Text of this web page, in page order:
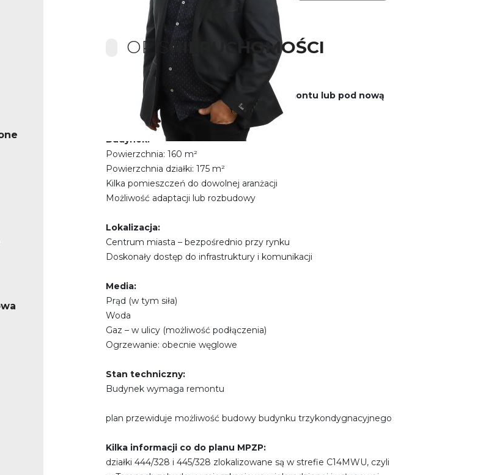
OPISNIERUCHOMOŚCI
Działka przy rynku – z budynkiem do remontu lub pod nową
zabudowę!!
Budynek:
Powierzchnia: 160 m²
Powierzchnia działki: 175 m²
Kilka pomieszczeń do dowolnej aranżacji
Możliwość adaptacji lub rozbudowy
Lokalizacja:
Centrum miasta – bezpośrednio przy rynku
Doskonały dostęp do infrastruktury i komunikacji
Media:
Prąd (w tym siła)
Woda
Gaz – w ulicy (możliwość podłączenia)
Ogrzewanie: obecnie węglowe
Stan techniczny:
Budynek wymaga remontu
plan przewiduje możliwość budowy budynku trzykondygnacyjnego
Kilka informacji co do planu MPZP:
działki 444/328 i 445/328 zlokalizowane są w strefie C14MWU, czyli